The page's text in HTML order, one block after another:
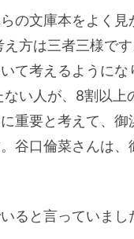
の文庫本をよく
方は三者三様で
て考えるように
い人が、8割以上
重要と考えて、
谷口倫菜さんは
ると言っていまし